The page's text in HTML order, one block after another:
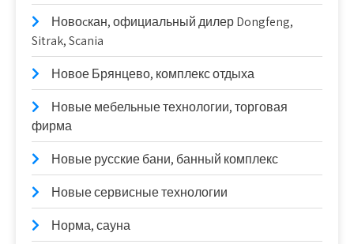
Новоcкан, официальный дилер Dongfeng,
Sitrak, Scania
Новое Брянцево, комплекс отдыха
Новые мебельные технологии, торговая
фирма
Новые русские бани, банный комплекс
Новые сервисные технологии
Норма, сауна